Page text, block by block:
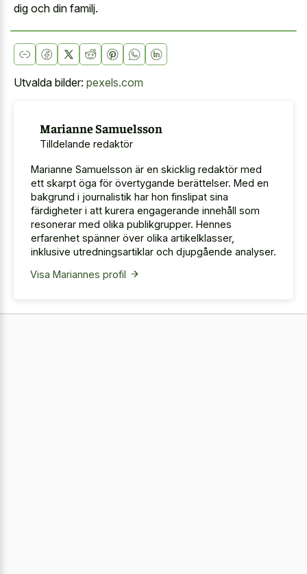
dig och din familj.
Utvalda bilder: pexels.com
Marianne Samuelsson
Tilldelande redaktör
Marianne Samuelsson är en skicklig redaktör med
ett skarpt öga för övertygande berättelser. Med en
bakgrund i journalistik har hon finslipat sina
färdigheter i att kurera engagerande innehåll som
resonerar med olika publikgrupper. Hennes
erfarenhet spänner över olika artikelklasser,
inklusive utredningsartiklar och djupgående analyser.
Visa Mariannes profil